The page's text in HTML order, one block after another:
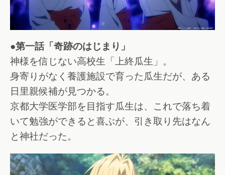
●第一話「奇跡のはじまり」
神様を信じない高校生「上終瓜生」。
身寄りがなく養護施設で育った瓜生だが、ある
日里親候補が見つかる。
京都大学医学部を目指す瓜生は、これで落ち着
いて勉強ができると喜ぶが、引き取り先はなん
と神社だった。